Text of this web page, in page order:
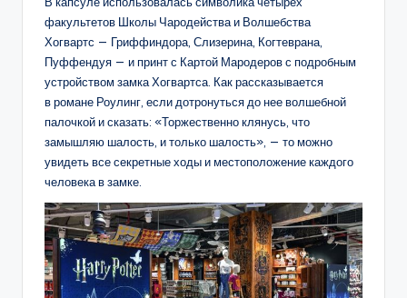
факультетов Школы Чародейства и Волшебства
Хогвартс — Гриффиндора, Слизерина, Когтеврана,
Пуффендуя — и принт с Картой Маро­деров с подробным
устройством замка Хогвартса. Как рассказывается
в романе Роулинг, если дотронуться до нее вол­шебной
палочкой и сказать: «Торже­ственно клянусь, что
замышляю шалость, и только шалость», — то можно
увидеть все секретные ходы и местоположение каждого
человека в замке.